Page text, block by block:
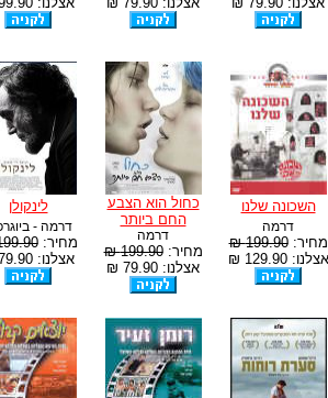
השכונה שלנו
דרמה
מחיר:199.90 ₪
אצלנו: 129.90 ₪
כחול הוא הצבע
החם ביותר
דרמה
מחיר:199.90 ₪
אצלנו: 79.90 ₪
לינקולן
דרמה -
מחיר:₪
אצלנו: 79.90 ₪